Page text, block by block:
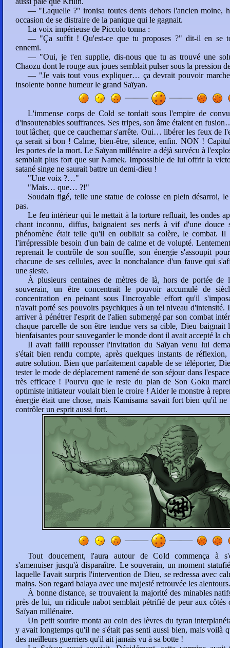
— "Laquelle ?" ironisa toutes dents dehors l'ancien moine,
occasion de se distraire de la panique qui le gagnait.
La voix impérieuse de Piccolo tonna :
— "Ça suffit ! Qu'est-ce que tu proposes ?" dit-il en se
ennemi.
— "Oui, je t'en supplie, dis-nous que tu as trouvé une
Chaozu dont le rouge aux joues semblait pulser sous la pression
— "Je vais tout vous expliquer… ça devrait pouvoir
insolente bonne humeur le grand Saïyan.
L'immense corps de Cold se tordait sous l'empire de
d'insoutenables souffrances. Ses tripes, son âme étaient en
tout lâcher, que ce cauchemar s'arrête. Oui… libérer les feux de
ça serait si bon ! Calme, bien-être, silence, enfin. NON !
les portes de la mort. Le Saïyan millénaire a déjà survécu à
semblait plus fort que sur Namek. Impossible de lui offrir la
satané singe ne saurait battre un demi-dieu !
"Une voix ?…"
"Mais… que… ?!"
Soudain figé, telle une statue de colosse en plein désarroi,
pas.
Le feu intérieur qui le mettait à la torture refluait, les ondes
chant inconnu, diffus, baignaient ses nerfs à vif d'une
phénomène était telle qu'il en oubliait sa colère, le combat. Il
l'irrépressible besoin d'un bain de calme et de volupté.
reprenait le contrôle de son souffle, son énergie s'assoupit
chacune de ses cellules, avec la nonchalance d'un fauve qui
une sieste.
À plusieurs centaines de mètres de là, hors de portée de
souverain, un être concentrait le pouvoir accumulé de
concentration en peinant sous l'incroyable effort qu'il
n'avait porté ses pouvoirs psychiques à un tel niveau d'intensité.
arriver à pénétrer l'esprit de l'alien submergé par son combat
chaque parcelle de son être tendue vers sa cible, Dieu baignait
bienfaisantes pour sauvegarder le monde dont il avait accepté la
Il avait failli repousser l'invitation du Saïyan venu lui
s'était bien rendu compte, après quelques instants de
autre solution. Bien que parfaitement capable de se téléporter,
tester le mode de déplacement ramené de son séjour dans
très efficace ! Pourvu que le reste du plan de Son Goku
optimiste initiateur voulait bien le croire ! Aider le monstre à
énergie était une chose, mais Kamisama savait fort bien qu'il ne
contrôler un esprit aussi fort.
Tout doucement, l'aura autour de Cold commença à
s'amenuiser jusqu'à disparaître. Le souverain, un moment
laquelle l'avait surpris l'intervention de Dieu, se redressa avec
mains. Son regard balaya avec une majesté retrouvée les alentours.
À bonne distance, se trouvaient la majorité des minables
près de lui, un ridicule nabot semblait pétrifié de peur aux côtés
Saïyan millénaire.
Un petit sourire monta au coin des lèvres du tyran
y avait longtemps qu'il ne s'était pas senti aussi bien, mais voilà
des meilleurs guerriers qu'il ait jamais vu à sa botte !